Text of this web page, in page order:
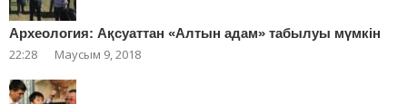
Археология: Ақсуаттан «Алтын адам» табылуы мүмкін
22:28 Маусым 9, 2018